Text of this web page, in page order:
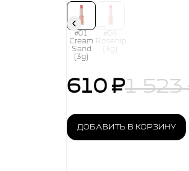
#01
Cream
Sand
(3g)
#04
Rosehip
(3g)
610 ₽1 523
ДОБАВИТЬ В КОРЗИНУ